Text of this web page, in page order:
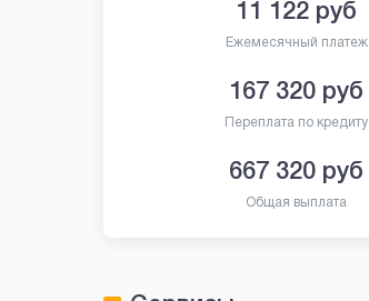
11 122 руб
Ежемесячный платеж
167 320 руб
Переплата по кредиту
667 320 руб
Общая выплата